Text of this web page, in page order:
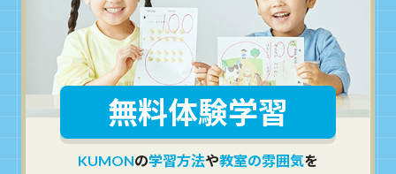
無料体験学習
KUMONの学習方法や教室の雰囲気を